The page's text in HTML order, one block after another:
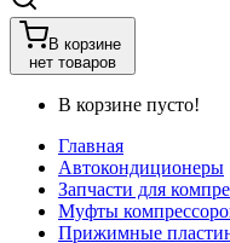
В корзине
нет товаров
В корзине пусто!
Главная
Автокондиционеры
Запчасти для
Муфты
Прижимные